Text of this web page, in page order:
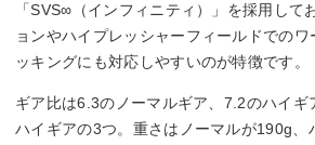
糸巻量ナイロン（lb－m）
12lb－100m、14lb－90m、16lb－80m、
糸巻量PE（号－m）
「SVS∞（インフィニティ）」を採用して
ョンやハイプレッシャーフィールドでの
ッキングにも対応しやすいのが特徴です。
ギア比は6.3のノーマルギア、7.2のハイギ
ハイギアの3つ。重さはノーマルが190g、